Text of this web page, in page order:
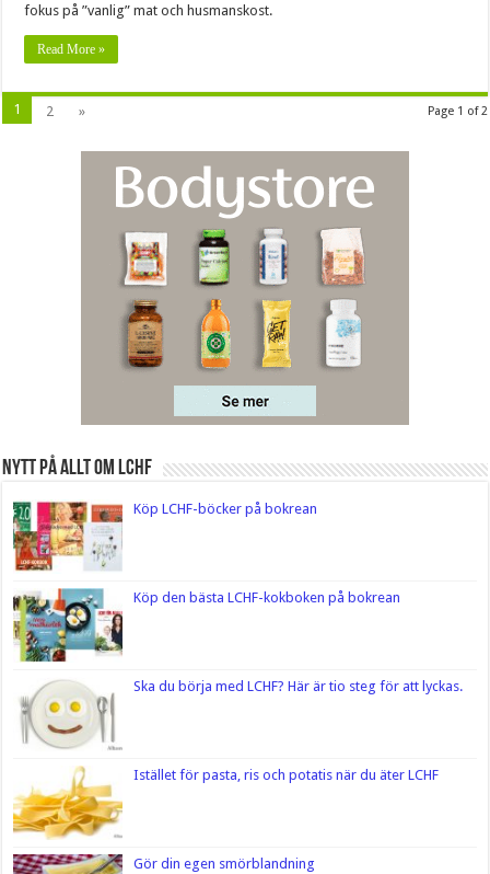
fokus på ”vanlig” mat och husmanskost.
Read More »
Page 1 of 2
1 2 »
Nytt på Allt om LCHF
Köp LCHF-böcker på bokrean
Köp den bästa LCHF-kokboken på bokrean
Ska du börja med LCHF? Här är tio steg för att lyckas.
Istället för pasta, ris och potatis när du äter LCHF
Gör din egen smörblandning